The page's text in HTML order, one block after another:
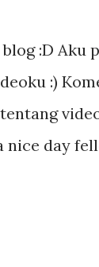
:D Aku
:)
nice day